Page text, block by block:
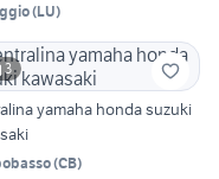
(LU)
3
yamaha honda suzuki
(CB)